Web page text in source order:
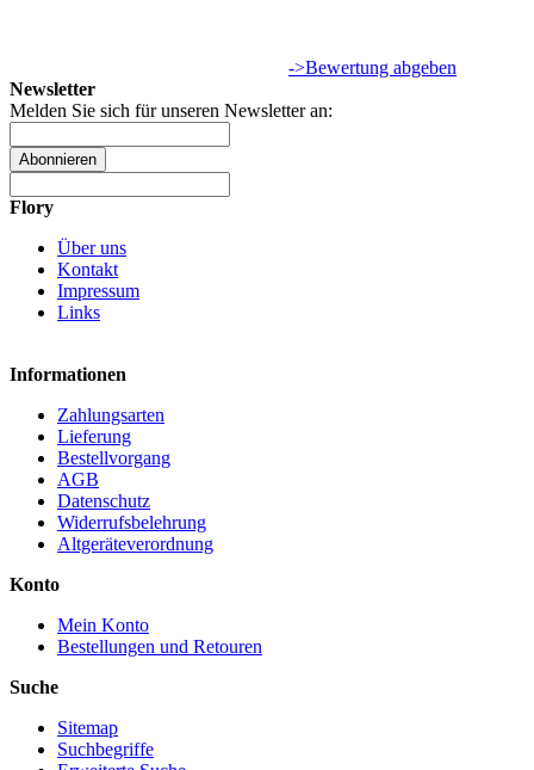
->Bewertung abgeben
Newsletter
Melden Sie sich für unseren Newsletter an:
Abonnieren
Flory
Über uns
Kontakt
Impressum
Links
Informationen
Zahlungsarten
Lieferung
Bestellvorgang
AGB
Datenschutz
Widerrufsbelehrung
Altgeräteverordnung
Konto
Mein Konto
Bestellungen und Retouren
Suche
Sitemap
Suchbegriffe